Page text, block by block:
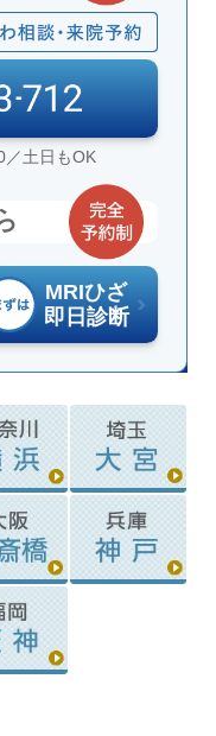
／土日もOK
MRIひざ
即日診断